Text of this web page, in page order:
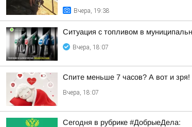
Вчера, 19:38
Ситуация с топливом в
Вчера, 18:07
Спите меньше 7 часов? А вот и зря!
Вчера, 18:07
Сегодня в рубрике #ДобрыеДела: